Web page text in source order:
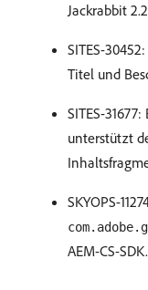
Jackrabbit
SITES-
Titel und
SITES-
unterstützt
SKYOPS-
AEM-CS-SDK.